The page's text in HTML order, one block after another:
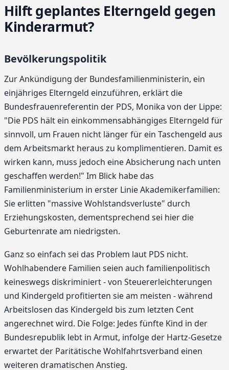
Hilft geplantes Elterngeld gegen
Kinderarmut?
Bevölkerungspolitik
Zur Ankündigung der Bundesfamilienministerin, ein
einjähriges Elterngeld einzuführen, erklärt die
Bundesfrauenreferentin der PDS, Monika von der Lippe:
"Die PDS hält ein einkommensabhängiges Elterngeld für
sinnvoll, um Frauen nicht länger für ein Taschengeld aus
dem Arbeitsmarkt heraus zu komplimentieren. Damit es
wirken kann, muss jedoch eine Absicherung nach unten
geschaffen werden!" Im Blick habe das
Familienministerium in erster Linie Akademikerfamilien:
Sie erlitten "massive Wohlstandsverluste" durch
Erziehungskosten, dementsprechend sei hier die
Geburtenrate am niedrigsten.
Ganz so einfach sei das Problem laut PDS nicht.
Wohlhabendere Familien seien auch familienpolitisch
keineswegs diskriminiert - von Steuererleichterungen
und Kindergeld profitierten sie am meisten - während
Arbeitslosen das Kindergeld bis zum letzten Cent
angerechnet wird. Die Folge: Jedes fünfte Kind in der
Bundesrepublik lebt in Armut, infolge der Hartz-Gesetze
erwartet der Paritätische Wohlfahrtsverband einen
weiteren dramatischen Anstieg.